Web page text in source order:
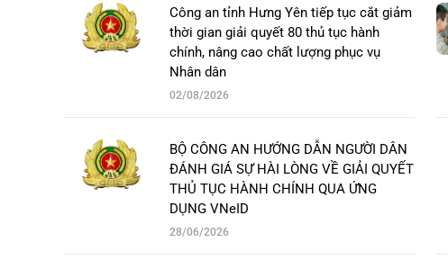
Công an tỉnh Hưng Yên tiếp tục cắt giảm
thời gian giải quyết 80 thủ tục hành
chính, nâng cao chất lượng phục vụ
Nhân dân
02/08/2026
BỘ CÔNG AN HƯỚNG DẪN NGƯỜI DÂN
ĐÁNH GIÁ SỰ HÀI LÒNG VỀ GIẢI QUYẾT
THỦ TỤC HÀNH CHÍNH QUA ỨNG
DỤNG VNeID
28/06/2026